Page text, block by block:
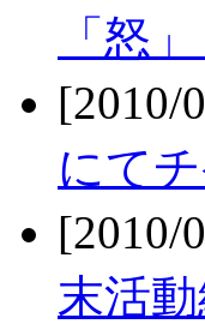
「怒
にて
末活